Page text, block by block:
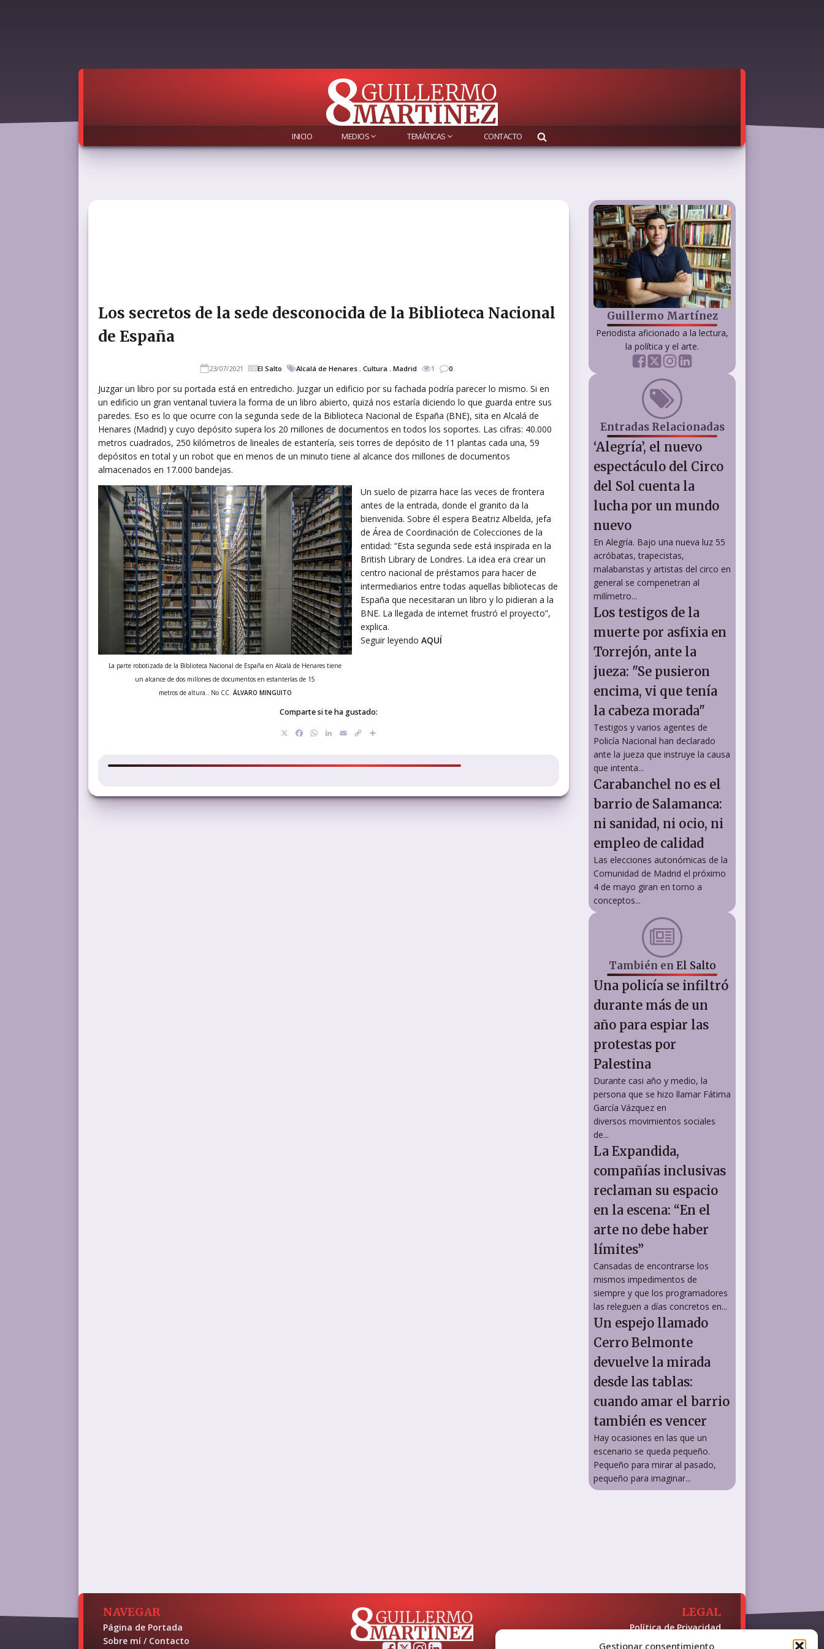
Gestionar consentimiento
INICIO MEDIOS TEMÁTICAS CONTACTO
Los secretos de la sede desconocida de la Biblioteca Nacional
de España
23/07/2021 El Salto Alcalá de Henares , Cultura , Madrid 1 0
Juzgar un libro por su portada está en entredicho. Juzgar un edificio por su fachada podría parecer lo mismo. Si en
un edificio un gran ventanal tuviera la forma de un libro abierto, quizá nos estaría diciendo lo que guarda entre sus
paredes. Eso es lo que ocurre con la segunda sede de la Biblioteca Nacional de España (BNE), sita en Alcalá de
Henares (Madrid) y cuyo depósito supera los 20 millones de documentos en todos los soportes. Las cifras: 40.000
metros cuadrados, 250 kilómetros de lineales de estantería, seis torres de depósito de 11 plantas cada una, 59
depósitos en total y un robot que en menos de un minuto tiene al alcance dos millones de documentos
almacenados en 17.000 bandejas.
La parte robotizada de la Biblioteca Nacional de España en Alcalá de Henares tiene
un alcance de dos millones de documentos en estanterías de 15
metros de altura.. No CC. ÁLVARO MINGUITO
Un suelo de pizarra hace las veces de frontera
antes de la entrada, donde el granito da la
bienvenida. Sobre él espera Beatriz Albelda, jefa
de Área de Coordinación de Colecciones de la
entidad: “Esta segunda sede está inspirada en la
British Library de Londres. La idea era crear un
centro nacional de préstamos para hacer de
intermediarios entre todas aquellas bibliotecas de
España que necesitaran un libro y lo pidieran a la
BNE. La llegada de internet frustró el proyecto”,
explica.
Seguir leyendo AQUÍ
Comparte si te ha gustado:
Facebook
WhatsApp
LinkedIn
EmailCopy
Guillermo Martínez
Periodista aficionado a la lectura,
la política y el arte.
Entradas Relacionadas
‘Alegría’, el nuevo
espectáculo del Circo
del Sol cuenta la
lucha por un mundo
nuevo
En Alegría. Bajo una nueva luz 55
acróbatas, trapecistas,
malabaristas y artistas del circo en
general se compenetran al
milímetro...
Los testigos de la
muerte por asfixia en
Torrejón, ante la
jueza: "Se pusieron
encima, vi que tenía
la cabeza morada"
Testigos y varios agentes de
Policía Nacional han declarado
ante la jueza que instruye la causa
que intenta...
Carabanchel no es el
barrio de Salamanca:
ni sanidad, ni ocio, ni
empleo de calidad
Las elecciones autonómicas de la
Comunidad de Madrid el próximo
4 de mayo giran en torno a
conceptos...
También en El Salto
Una policía se infiltró
durante más de un
año para espiar las
protestas por
Palestina
Durante casi año y medio, la
persona que se hizo llamar Fátima
García Vázquez en
diversos movimientos sociales
de...
La Expandida,
compañías inclusivas
reclaman su espacio
en la escena: “En el
arte no debe haber
límites”
Cansadas de encontrarse los
mismos impedimentos de
siempre y que los programadores
las releguen a días concretos en...
Un espejo llamado
Cerro Belmonte
devuelve la mirada
desde las tablas:
cuando amar el barrio
también es vencer
Hay ocasiones en las que un
escenario se queda pequeño.
Pequeño para mirar al pasado,
pequeño para imaginar...
NAVEGAR
Página de Portada
Sobre mí / Contacto
LEGAL
Política de Privacidad
Política de Cookies